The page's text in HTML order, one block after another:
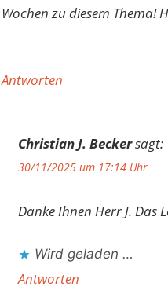
Wochen zu diesem Thema!
Antworten
Christian J. Beckersagt:
30/11/2025 um 17:14 Uhr
Danke Ihnen Herr J. Das
Wird geladen …
Antworten